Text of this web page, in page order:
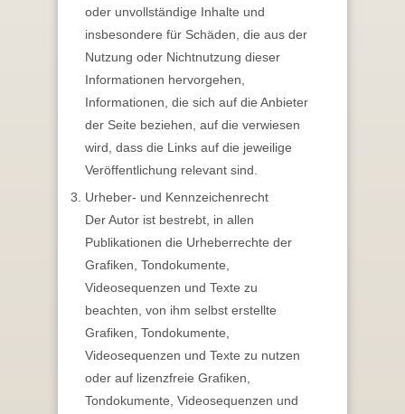
oder unvollständige Inhalte und
insbesondere für Schäden, die aus der
Nutzung oder Nichtnutzung dieser
Informationen hervorgehen,
Informationen, die sich auf die Anbieter
der Seite beziehen, auf die verwiesen
wird, dass die Links auf die jeweilige
Veröffentlichung relevant sind.
Urheber- und Kennzeichenrecht
Der Autor ist bestrebt, in allen
Publikationen die Urheberrechte der
Grafiken, Tondokumente,
Videosequenzen und Texte zu
beachten, von ihm selbst erstellte
Grafiken, Tondokumente,
Videosequenzen und Texte zu nutzen
oder auf lizenzfreie Grafiken,
Tondokumente, Videosequenzen und